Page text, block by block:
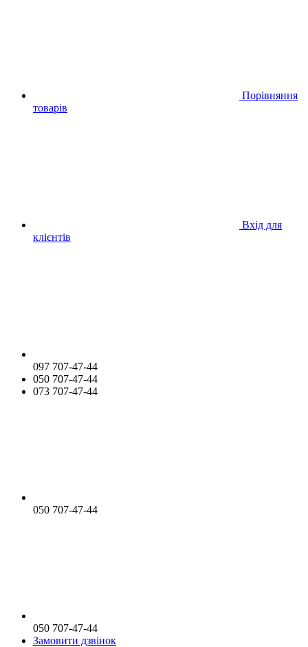
Порівняння
товарів
Вхід для
клієнтів
097 707-47-44
050 707-47-44
073 707-47-44
050 707-47-44
050 707-47-44
Замовити дзвінок